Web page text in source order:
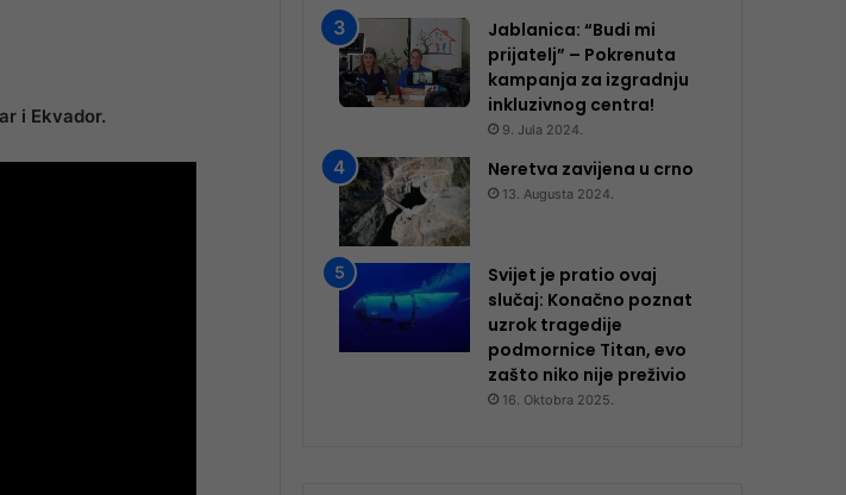
i Ekvador.
Jablanica: “Budi mi
prijatelj” – Pokrenuta
kampanja za izgradnju
inkluzivnog centra!
9. Jula 2024.
Neretva zavijena u crno
13. Augusta 2024.
Svijet je pratio ovaj
slučaj: Konačno poznat
uzrok tragedije
podmornice Titan, evo
zašto niko nije preživio
16. Oktobra 2025.